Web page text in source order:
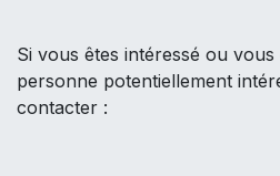
Si vous êtes intéressé ou
personne potentiellement
contacter :